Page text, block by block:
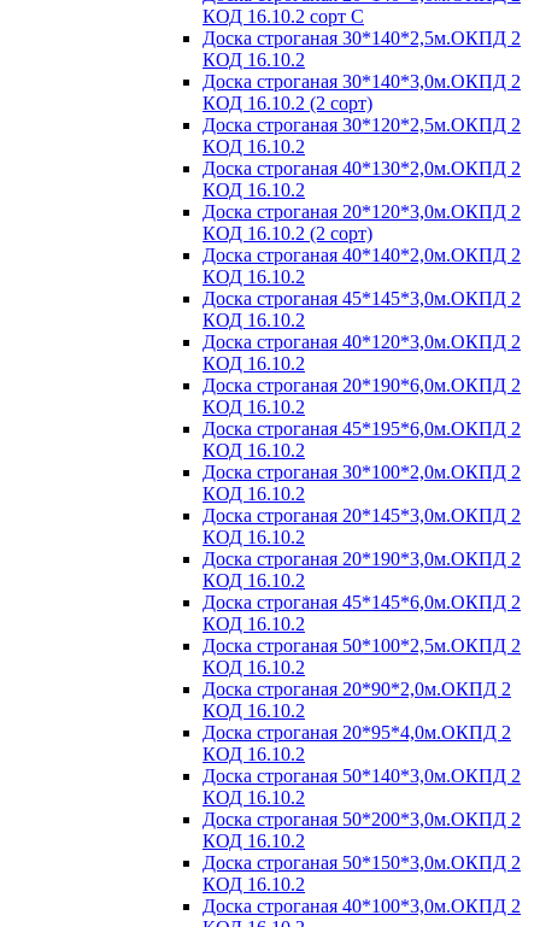
КОД 16.10.2 сорт С
Доска строганая 30*140*2,5м.ОКПД 2
КОД 16.10.2
Доска строганая 30*140*3,0м.ОКПД 2
КОД 16.10.2 (2 сорт)
Доска строганая 30*120*2,5м.ОКПД 2
КОД 16.10.2
Доска строганая 40*130*2,0м.ОКПД 2
КОД 16.10.2
Доска строганая 20*120*3,0м.ОКПД 2
КОД 16.10.2 (2 сорт)
Доска строганая 40*140*2,0м.ОКПД 2
КОД 16.10.2
Доска строганая 45*145*3,0м.ОКПД 2
КОД 16.10.2
Доска строганая 40*120*3,0м.ОКПД 2
КОД 16.10.2
Доска строганая 20*190*6,0м.ОКПД 2
КОД 16.10.2
Доска строганая 45*195*6,0м.ОКПД 2
КОД 16.10.2
Доска строганая 30*100*2,0м.ОКПД 2
КОД 16.10.2
Доска строганая 20*145*3,0м.ОКПД 2
КОД 16.10.2
Доска строганая 20*190*3,0м.ОКПД 2
КОД 16.10.2
Доска строганая 45*145*6,0м.ОКПД 2
КОД 16.10.2
Доска строганая 50*100*2,5м.ОКПД 2
КОД 16.10.2
Доска строганая 20*90*2,0м.ОКПД 2
КОД 16.10.2
Доска строганая 20*95*4,0м.ОКПД 2
КОД 16.10.2
Доска строганая 50*140*3,0м.ОКПД 2
КОД 16.10.2
Доска строганая 50*200*3,0м.ОКПД 2
КОД 16.10.2
Доска строганая 50*150*3,0м.ОКПД 2
КОД 16.10.2
Доска строганая 40*100*3,0м.ОКПД 2